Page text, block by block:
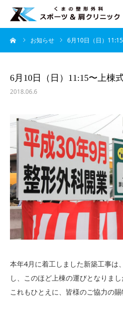
お知らせ 6月10日（日）
6月10日（日）11:15〜上棟
2018.06.6
本年4月に着工しました新築工事は
し、このほど上棟の運びとなりまし
これもひとえに、皆様のご協力の賜
HOME
よくあるご質問
アクセス
診療時間
月
木
午前 9：00
○
○
○
○ ○ 休
【 休診 】